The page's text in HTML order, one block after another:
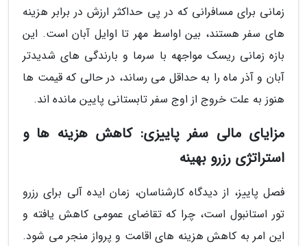
زمانی برای مسافرانی که در پی حداکثر ارزش در برابر هزینه
های سفر هستند، بین اواسط مهر تا اوایل آبان است. این
بازه زمانی ریسک مواجهه با سرما و بارندگی های شدیدتر
آبان و آذر ماه را به حداقل می رساند، در حالی که قیمت ها
هنوز به علت خروج از اوج سفر تابستانی پایین مانده اند.
مزایای مالی سفر پاییزی: کاهش هزینه ها و
استراتژی رزرو بهینه
فصل پاییز، از دیدگاه کارشناسان، زمان ایده آلی برای رزرو
تور استانبول است، چرا که تقاضای عمومی کاهش یافته و
این امر به کاهش هزینه های اقامت و پرواز منجر می شود.